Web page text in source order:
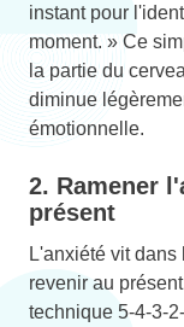
instant pour
moment. » Ce
la partie du
diminue
émotionnelle.
2. Ramener
présent
L'anxiété vit
revenir au
technique 5-4-3-